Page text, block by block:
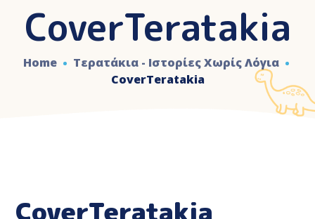
CoverTeratakia
Home
Τερατάκια - Ιστορίες Χωρίς Λόγια
CoverTeratakia
CoverTeratakia